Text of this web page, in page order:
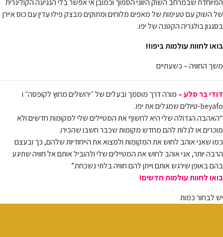
המיוחדת שבמרחב השוק היווני הסמוך וכמובן אי אפשר בלי הנגיעה הקולינרית
של השוק עם טעימות של מאפים מלוחים ומתוקים מבצק פילו עדין עם כוס איירן
בסגנון בולגריה הקטנה של יפו.
בואו לחוות עולמות ביפו!!
משך החוויה – כשעתיים
דודי בר סלע – מורה דרך מוסמך ובעלים של ״ירושלים מחוץ לקופסה״ ו
beyafo-טיולים שמגלים את יפו.
“האהבה הגדולה שלי היא לחשוף את המטיילים שלי למקומות חדשים ולא
מוכרים או לגלות להם מחדש מקומות שכבר חשבו שהכירו.
כמו שאני אוהב לחוש את המקומות ולמצוא את הייחודיות שלהם, כך ובעצם
הרבה יותר, אני אוהב לחוש את המטיילים שלי ולהוביל אותם אל חוויה שתיגע
בהם באופן שירגש אותם וייתן להם חוויה בלתי נשכחת.”
בואו לחוות עולמות חדשים!
יש לבחור כמות